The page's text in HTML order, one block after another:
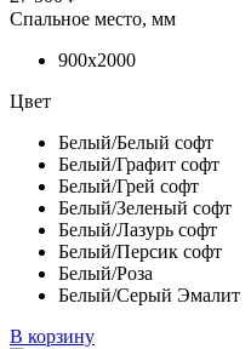
Спальное место, мм
900х2000
Цвет
Белый/Белый софт
Белый/Графит софт
Белый/Грей софт
Белый/Зеленый софт
Белый/Лазурь софт
Белый/Персик софт
Белый/Роза
Белый/Серый Эмалит
В корзину